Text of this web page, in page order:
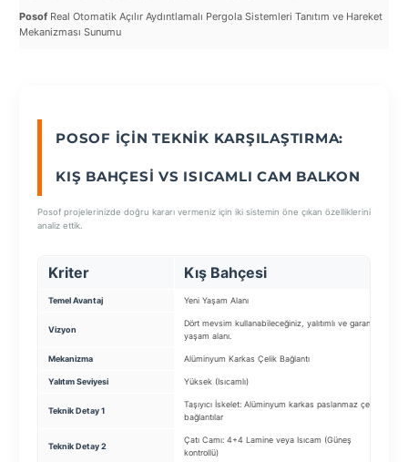
Posof Real Otomatik Açılır Aydıntlamalı Pergola Sistemleri Tanıtım ve Hareket
Mekanizması Sunumu
POSOF İÇIN TEKNIK KARŞILAŞTIRMA:
KIŞ BAHÇESI VS ISICAMLI CAM BALKON
Posof projelerinizde doğru kararı vermeniz için iki sistemin öne çıkan özelliklerini
analiz ettik.
Kriter Kış Bahçesi
Temel Avantaj Yeni Yaşam Alanı
Vizyon
Dört mevsim kullanabileceğiniz, yalıtımlı ve garantili
yaşam alanı.
Mekanizma Alüminyum Karkas Çelik Bağlantı
Yalıtım Seviyesi Yüksek (Isıcamlı)
Teknik Detay 1
Taşıyıcı İskelet: Alüminyum karkas paslanmaz çelik
bağlantılar
Teknik Detay 2
Çatı Camı: 4+4 Lamine veya Isıcam (Güneş
kontrollü)